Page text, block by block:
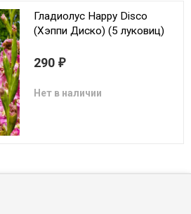
Гладиолус Happy Disco
(Хэппи Диско) (5 луковиц)
290 ₽
Нет в наличии